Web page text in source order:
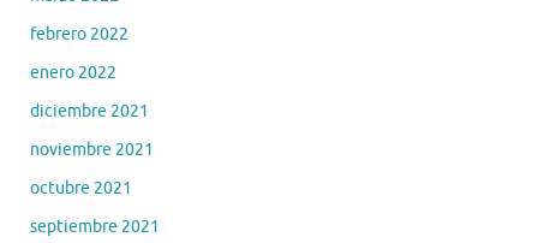
febrero 2022
enero 2022
diciembre 2021
noviembre 2021
octubre 2021
septiembre 2021